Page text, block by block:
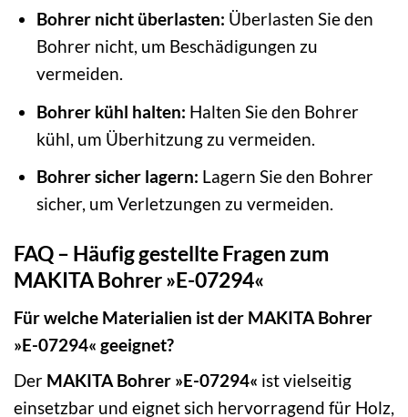
Bohrer nicht überlasten: Überlasten Sie den
Bohrer nicht, um Beschädigungen zu
vermeiden.
Bohrer kühl halten: Halten Sie den Bohrer
kühl, um Überhitzung zu vermeiden.
Bohrer sicher lagern: Lagern Sie den Bohrer
sicher, um Verletzungen zu vermeiden.
FAQ – Häufig gestellte Fragen zum
MAKITA Bohrer »E-07294«
Für welche Materialien ist der MAKITA Bohrer
»E-07294« geeignet?
Der MAKITA Bohrer »E-07294« ist vielseitig
einsetzbar und eignet sich hervorragend für Holz,